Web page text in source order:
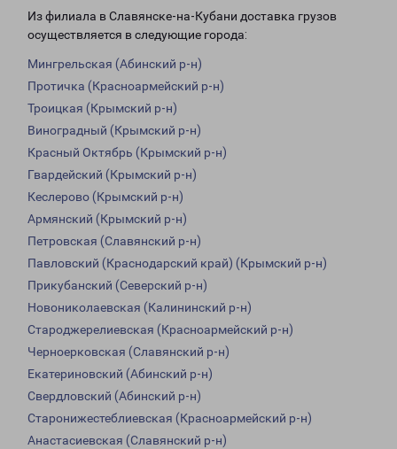
Из филиала в Славянске-на-Кубани доставка грузов
осуществляется в следующие города:
Мингрельская (Абинский р-н)
Протичка (Красноармейский р-н)
Троицкая (Крымский р-н)
Виноградный (Крымский р-н)
Красный Октябрь (Крымский р-н)
Гвардейский (Крымский р-н)
Кеслерово (Крымский р-н)
Армянский (Крымский р-н)
Петровская (Славянский р-н)
Павловский (Краснодарский край) (Крымский р-н)
Прикубанский (Северский р-н)
Новониколаевская (Калининский р-н)
Староджерелиевская (Красноармейский р-н)
Черноерковская (Славянский р-н)
Екатериновский (Абинский р-н)
Свердловский (Абинский р-н)
Старонижестеблиевская (Красноармейский р-н)
Анастасиевская (Славянский р-н)